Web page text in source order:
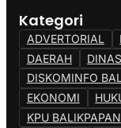
Kategori
ADVERTORIAL
DAERAH
DISKOMINFO
EKONOMI
KPU BALIKPAPAN